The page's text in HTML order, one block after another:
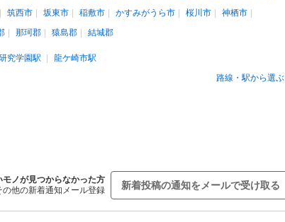
筑西市 坂東市 稲敷市 かすみがうら市 桜川市
神栖市
那珂郡 猿島郡 結城郡
究学園駅
龍ケ崎市駅
路線・駅から選ぶ
ノが見つからなかった方
の他の新着通知メール登録
新着投稿の通知をメールで受け取る